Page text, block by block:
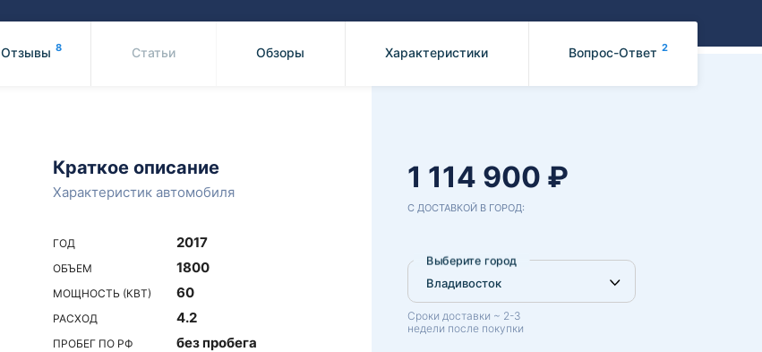
Отзывы 8 Статьи Обзоры Характеристики Вопрос-Ответ 2
Краткое описание
Характеристик автомобиля
ГОД 2017
ОБЪЕМ 1800
МОЩНОСТЬ (КВТ) 60
РАСХОД 4.2
ПРОБЕГ ПО РФ без пробега
1 114 900 ₽
С ДОСТАВКОЙ В ГОРОД:
Выберите город
Сроки доставки ~ 2-3
недели после покупки